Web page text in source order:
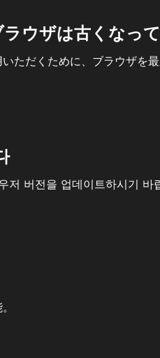
ウザは古くなっ
ただくために、ブラウザを最
저 버전을 업데이트하시기 바